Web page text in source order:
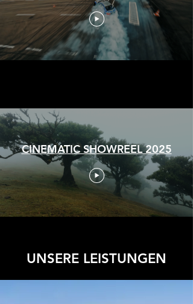
CINEMATIC SHOWREEL 2025
UNSERE LEISTUNGEN